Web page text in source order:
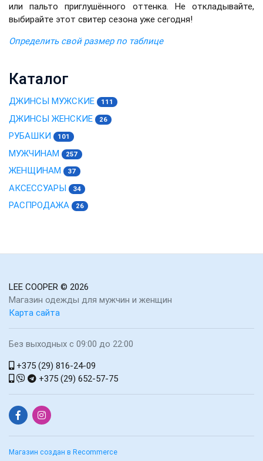
или пальто приглушённого оттенка. Не откладывайте,
выбирайте этот свитер сезона уже сегодня!
Определить свой размер по таблице
Каталог
ДЖИНСЫ МУЖСКИЕ 111
ДЖИНСЫ ЖЕНСКИЕ 26
РУБАШКИ 101
МУЖЧИНАМ 257
ЖЕНЩИНАМ 37
АКСЕССУАРЫ 34
РАСПРОДАЖА 26
LEE COOPER © 2026
Магазин одежды для мужчин и женщин
Карта сайта
Без выходных с 09:00 до 22:00
+375 (29) 816-24-09
+375 (29) 652-57-75
Магазин создан в Recommerce